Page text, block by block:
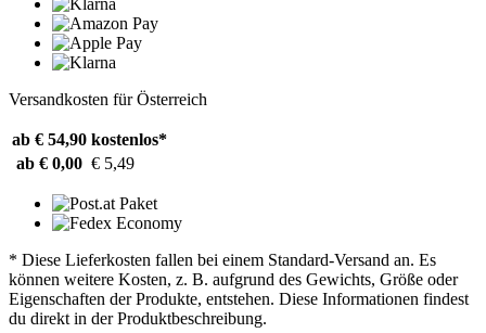
Versandkosten für Österreich
ab € 54,90 kostenlos*
ab € 0,00 € 5,49
* Diese Lieferkosten fallen bei einem Standard-Versand an. Es
können weitere Kosten, z. B. aufgrund des Gewichts, Größe oder
Eigenschaften der Produkte, entstehen. Diese Informationen findest
du direkt in der Produktbeschreibung.